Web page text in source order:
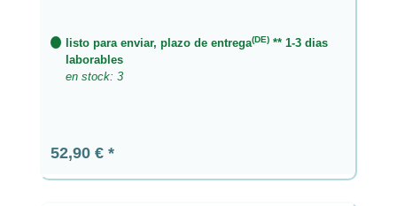
listo para enviar, plazo de entrega(DE) ** 1-3 dias
laborables
en stock: 3
Precio normal:
52,90 €